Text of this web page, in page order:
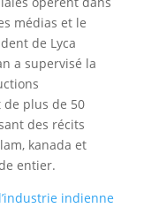
médias et le
de Lyca
a supervisé la
de plus de 50
des récits
kanada et
entier.
l’industrie indienne